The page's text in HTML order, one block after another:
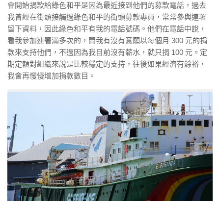
會開始捐款給綠色和平是因為最近接到他們的募款電話 ，過去
我曾經在街頭接觸過綠色和平的街頭募款專員，常常參與連署
留下資料，因此綠色和平有我的電話號碼。他們在電話中說，
看我參加連署滿多次的，問我有沒有意願以每個月 300 元的捐
款來支持他們，不過因為我目前沒有薪水，就只捐 100 元。定
期定額對組織來說是比較穩定的支持，往後如果經濟有餘裕，
我會再慢慢增加捐款數目。